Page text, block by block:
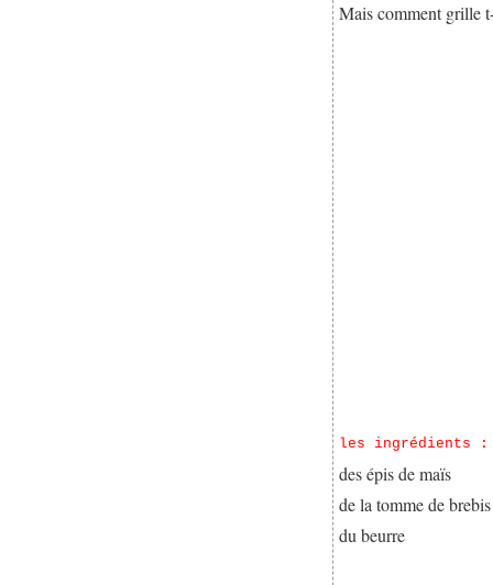
Mais comment grille
les ingrédients :
des épis de maïs
de la tomme de
du beurre